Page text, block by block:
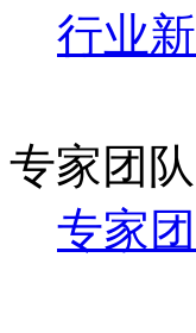
行业
专家团队
专家